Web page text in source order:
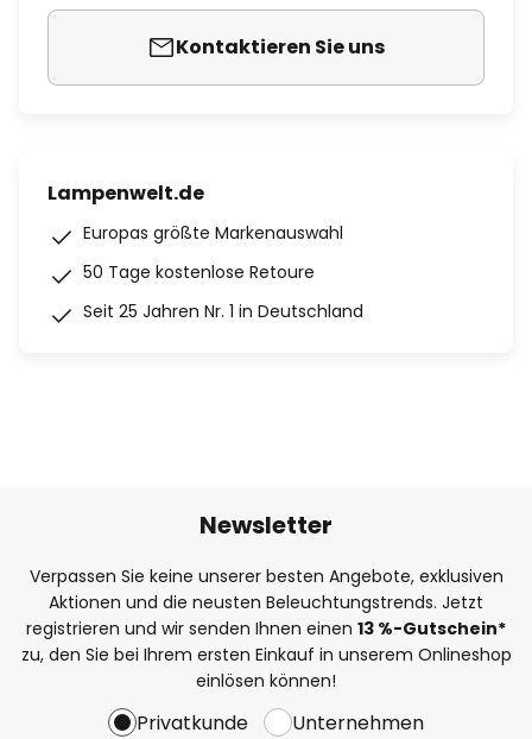
Kontaktieren Sie uns
Lampenwelt.de
Europas größte Markenauswahl
50 Tage kostenlose Retoure
Seit 25 Jahren Nr. 1 in Deutschland
Newsletter
Verpassen Sie keine unserer besten Angebote, exklusiven
Aktionen und die neusten Beleuchtungstrends. Jetzt
registrieren und wir senden Ihnen einen 13 %-Gutschein*
zu, den Sie bei Ihrem ersten Einkauf in unserem Onlineshop
einlösen können!
Privatkunde Unternehmen